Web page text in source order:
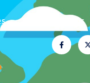
Síguenos